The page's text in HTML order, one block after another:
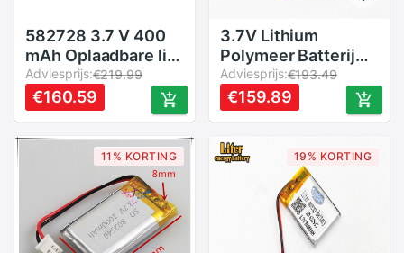
582728 3.7 V 400
mAh Oplaadbare li-
Polymer Li-Ion
Batterij Voor Q50
G700S K92 G36 Y3
kinderen smart
horloges mp3
582828 602828
Adviesprijs:€219.99
€160.59
3.7V Lithium
Polymeer Batterij
302035 032035
200 Mah MP3 MP4
Klein Speelgoed
Boord
Adviesprijs:€193.49
€159.89
11% KORTING 19% KORTING